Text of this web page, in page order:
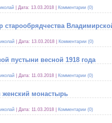
Дата: 13.03.2018 Комментарии (0)
старообрядчества
Дата: 13.03.2018 Комментарии (0)
пустыни весной 1918 года
Дата: 11.03.2018 Комментарии (0)
женский монастырь
Дата: 11.03.2018 Комментарии (0)